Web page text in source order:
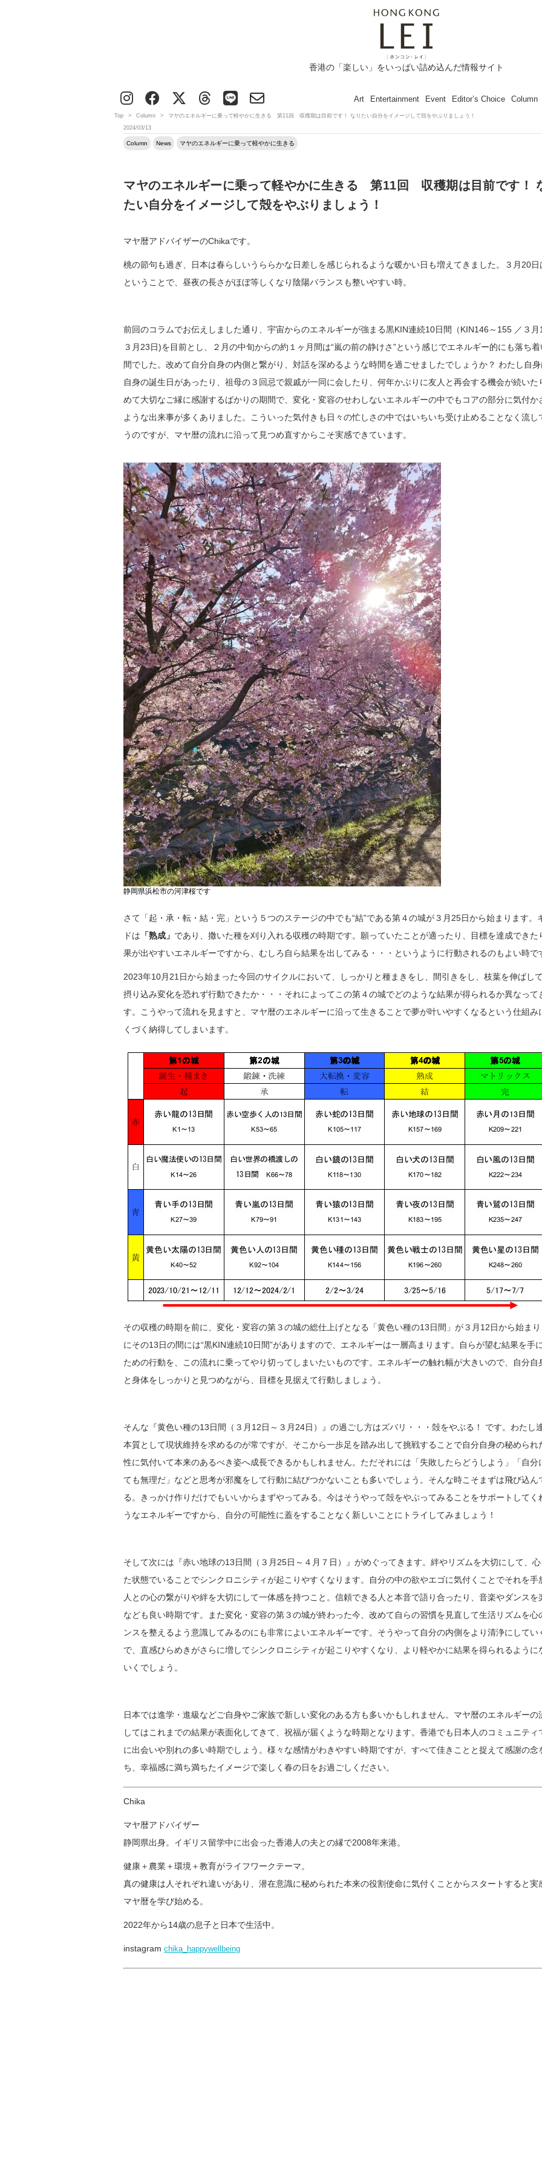
香港の「楽しい」をいっぱい詰め込んだ情報サイト
Art Entertainment Event Editor’s Choice Column
Top > Column >
マヤのエネルギーに乗って軽やかに生きる 第11回 収穫期は目前です！ なりたい自分をイメージして殻をやぶりましょう！
2024/03/13
Column News マヤのエネルギーに乗って軽やかに生きる
マヤのエネルギーに乗って軽やかに生きる 第11回 収穫期は目前です！
たい自分をイメージして殻をやぶりましょう！
マヤ暦アドバイザーのChikaです。
桃の節句も過ぎ、日本は春らしいうららかな日差しを感じられるような暖かい日も増えてきました。３月20日
ということで、昼夜の長さがほぼ等しくなり陰陽バランスも整いやすい時。
前回のコラムでお伝えしました通り、宇宙からのエネルギーが強まる黒KIN連続10日間（KIN146～155 ／３月
３月23日)を目前とし、２月の中旬からの約１ヶ月間は“嵐の前の静けさ”という感じでエネルギー的にも落ち着
間でした。改めて自分自身の内側と繋がり、対話を深めるような時間を過ごせましたでしょうか？ わたし自
自身の誕生日があったり、祖母の３回忌で親戚が一同に会したり、何年かぶりに友人と再会する機会が続いた
めて大切なご縁に感謝するばかりの期間で、変化・変容のせわしないエネルギーの中でもコアの部分に気付か
ような出来事が多くありました。こういった気付きも日々の忙しさの中ではいちいち受け止めることなく流し
うのですが、マヤ暦の流れに沿って見つめ直すからこそ実感できています。
静岡県浜松市の河津桜です
さて「起・承・転・結・完」という５つのステージの中でも“結”である第４の城が３月25日から始まります。
ドは 「熟成」 であり、撒いた種を刈り入れる収穫の時期です。願っていたことが適ったり、目標を達成できた
果が出やすいエネルギーですから、むしろ自ら結果を出してみる・・・というように行動されるのもよい時で
2023年10月21日から始まった今回のサイクルにおいて、しっかりと種まきをし、間引きをし、枝葉を伸ばし
摂り込み変化を恐れず行動できたか・・・それによってこの第４の城でどのような結果が得られるか異なって
す。こうやって流れを見ますと、マヤ暦のエネルギーに沿って生きることで夢が叶いやすくなるという仕組み
くづく納得してしまいます。
その収穫の時期を前に、変化・変容の第３の城の総仕上げとなる「黄色い種の13日間」が３月12日から始まり
にその13日の間には“黒KIN連続10日間”がありますので、エネルギーは一層高まります。自らが望む結果を手
ための行動を、この流れに乗ってやり切ってしまいたいものです。エネルギーの触れ幅が大きいので、自分自
と身体をしっかりと見つめながら、目標を見据えて行動しましょう。
そんな『黄色い種の13日間（３月12日～３月24日）』の過ごし方はズバリ・・・殻をやぶる！ です。わたし
本質として現状維持を求めるのが常ですが、そこから一歩足を踏み出して挑戦することで自分自身の秘められ
性に気付いて本来のあるべき姿へ成長できるかもしれません。ただそれには「失敗したらどうしよう」「自分
ても無理だ」などと思考が邪魔をして行動に結びつかないことも多いでしょう。そんな時こそまずは飛び込ん
る。きっかけ作りだけでもいいからまずやってみる。今はそうやって殻をやぶってみることをサポートしてく
うなエネルギーですから、自分の可能性に蓋をすることなく新しいことにトライしてみましょう！
そして次には『赤い地球の13日間（３月25日～４月７日）』がめぐってきます。絆やリズムを大切にして、
た状態でいることでシンクロニシティが起こりやすくなります。自分の中の欲やエゴに気付くことでそれを手
人との心の繋がりや絆を大切にして一体感を持つこと。信頼できる人と本音で語り合ったり、音楽やダンスを
なども良い時期です。また変化・変容の第３の城が終わった今、改めて自らの習慣を見直して生活リズムを心
ンスを整えるよう意識してみるのにも非常によいエネルギーです。そうやって自分の内側をより清浄にしてい
で、直感ひらめきがさらに増してシンクロニシティが起こりやすくなり、より軽やかに結果を得られるように
いくでしょう。
日本では進学・進級などご自身やご家族で新しい変化のある方も多いかもしれません。マヤ暦のエネルギーの
してはこれまでの結果が表面化してきて、祝福が届くような時期となります。香港でも日本人のコミュニティ
に出会いや別れの多い時期でしょう。様々な感情がわきやすい時期ですが、すべて佳きことと捉えて感謝の念
ち、幸福感に満ち満ちたイメージで楽しく春の日をお過ごしください。
Chika
マヤ暦アドバイザー
静岡県出身。イギリス留学中に出会った香港人の夫との縁で2008年来港。
健康＋農業＋環境＋教育がライフワークテーマ。
真の健康は人それぞれ違いがあり、潜在意識に秘められた本来の役割使命に気付くことからスタートすると実
マヤ暦を学び始める。
2022年から14歳の息子と日本で生活中。
instagramchika_happywellbeing